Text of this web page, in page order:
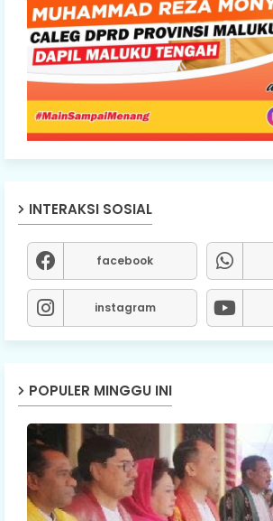
INTERAKSI SOSIAL
facebook
instagram
POPULER MINGGU INI